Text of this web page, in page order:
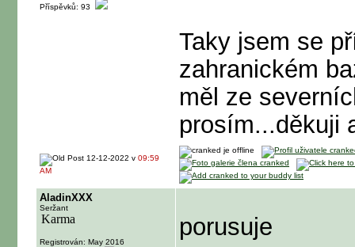
Příspěvků: 93
Taky jsem se
zahranickém
měl ze
prosím...děkuji
12-12-2022 v 09:59
AM
AladinXXX
Seržant
Registrován: May 2016
porusuje